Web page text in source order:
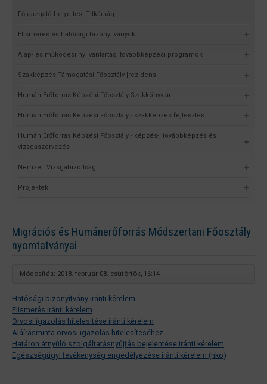
Főigazgató-helyettesi Titkárság
Elismerés és hatósági bizonyítványok
Alap- és működési nyilvántartás, továbbképzési programok
Szakképzés Támogatási Főosztály [rezidens]
Humán Erőforrás Képzési Főosztály Szakkönyvtár
Humán Erőforrás Képzési Főosztály - szakképzés fejlesztés
Humán Erőforrás Képzési Főosztály - képzés-, továbbképzés és
vizsgaszervezés
Nemzeti Vizsgabizottság
Projektek
Migrációs és Humánerőforrás Módszertani Főosztály
nyomtatványai
Módosítás: 2018. február 08. csütörtök, 16:14
Hatósági bizonyítvány iránti kérelem
Elismerés iránti kérelem
Orvosi igazolás hitelesítése iránti kérelem
Aláírásminta orvosi igazolás hitelesítéséhez
Határon átnyúló szolgáltatásnyújtás bejelentése iránti kérelem
Egészségügyi tevékenység engedélyezése iránti kérelem (hko)